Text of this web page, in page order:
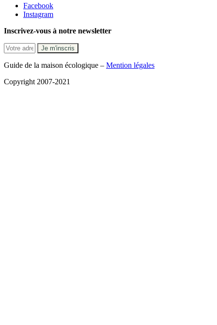
Facebook
Instagram
Inscrivez-vous à notre newsletter
Guide de la maison écologique – Mention légales
Copyright 2007-2021